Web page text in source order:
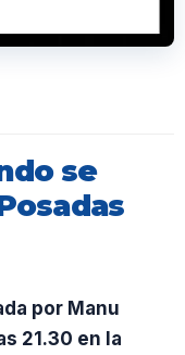
se
por Manu
21.30 en la